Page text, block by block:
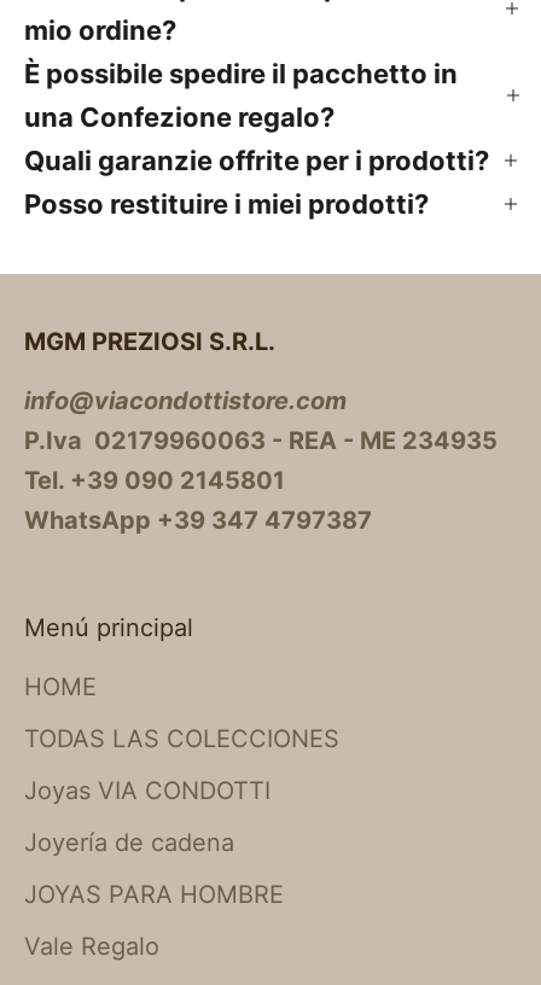
mio ordine?
È possibile spedire il pacchetto in
una Confezione regalo?
Quali garanzie offrite per i prodotti?
Posso restituire i miei prodotti?
MGM PREZIOSI S.R.L.
info@viacondottistore.com
P.Iva 02179960063 - REA - ME 234935
Tel. +39 090 2145801
WhatsApp +39 347 4797387
Menú principal
HOME
TODAS LAS COLECCIONES
Joyas VIA CONDOTTI
Joyería de cadena
JOYAS PARA HOMBRE
Vale Regalo